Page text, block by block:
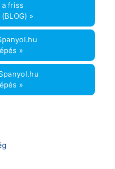
a friss
»
»
»